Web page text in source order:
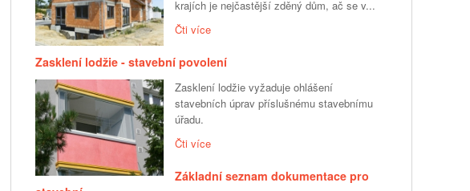
krajích je nejčastější zděný dům, ač se v...
Čti více
Zasklení lodžie - stavební povolení
Zasklení lodžie vyžaduje ohlášení
stavebních úprav příslušnému stavebnímu
úřadu.
Čti více
Základní seznam dokumentace pro